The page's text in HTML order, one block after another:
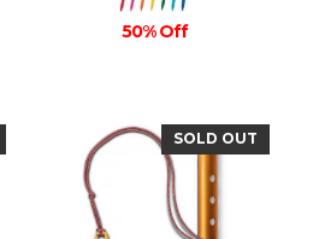
50% Off
SOLD OUT